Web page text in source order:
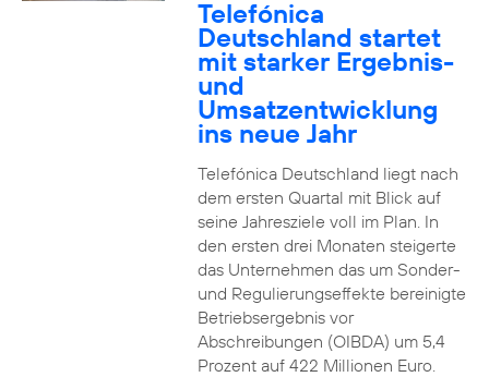
Telefónica
Deutschland startet
mit starker Ergebnis-
und
Umsatzentwicklung
ins neue Jahr
Telefónica Deutschland liegt nach
dem ersten Quartal mit Blick auf
seine Jahresziele voll im Plan. In
den ersten drei Monaten steigerte
das Unternehmen das um Sonder-
und Regulierungseffekte bereinigte
Betriebsergebnis vor
Abschreibungen (OIBDA) um 5,4
Prozent auf 422 Millionen Euro.